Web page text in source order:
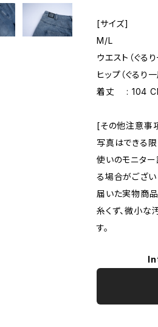
[サイズ]
M/L
ウエスト（ぐ
ヒップ（ぐる
着丈 : 104
[その他注意事
写真はできる限
使いのモニタ
る場合がござい
届いた実物商品
糸くず、微小
す。